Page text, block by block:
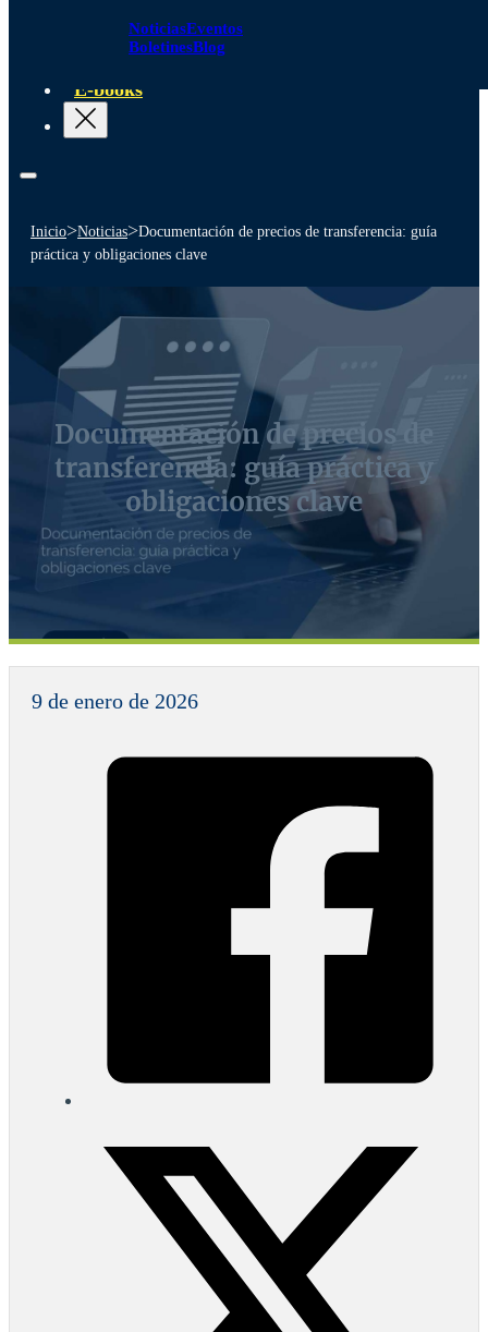
NoticiasEventos
BoletinesBlog
E-books
Inicio>Noticias>Documentación de precios de transferencia: guía
práctica y obligaciones clave
Documentación de precios de
transferencia: guía práctica y
obligaciones clave
9 de enero de 2026